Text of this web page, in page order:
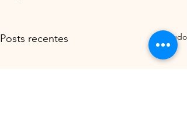
Posts recentes Ver tudo